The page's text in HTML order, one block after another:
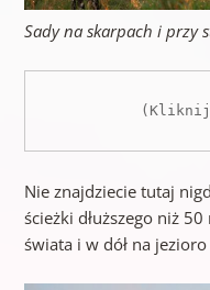
Sady na skarpach i przy
(Kliknij
Nie znajdziecie tutaj
ścieżki dłuższego niż
świata i w dół na